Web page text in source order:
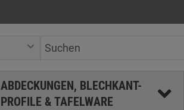
ABDECKUNGEN, BLECHKANT-
PROFILE & TAFELWARE